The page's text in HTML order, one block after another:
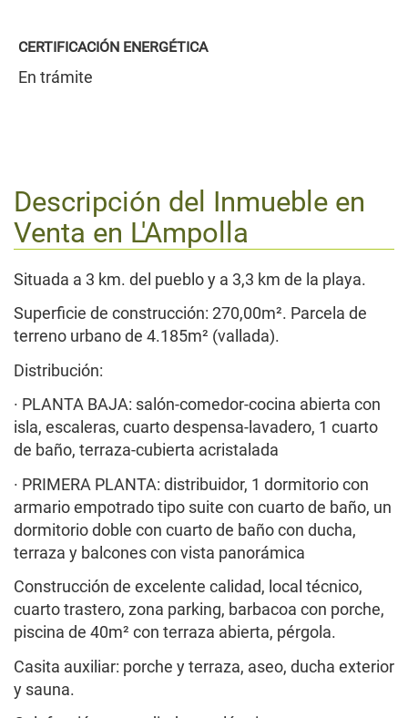
CERTIFICACIÓN ENERGÉTICA
En trámite
Descripción del Inmueble en
Venta en L'Ampolla
Situada a 3 km. del pueblo y a 3,3 km de la playa.
Superficie de construcción: 270,00m². Parcela de
terreno urbano de 4.185m² (vallada).
Distribución:
· PLANTA BAJA: salón-comedor-cocina abierta con
isla, escaleras, cuarto despensa-lavadero, 1 cuarto
de baño, terraza-cubierta acristalada
· PRIMERA PLANTA: distribuidor, 1 dormitorio con
armario empotrado tipo suite con cuarto de baño, un
dormitorio doble con cuarto de baño con ducha,
terraza y balcones con vista panorámica
Construcción de excelente calidad, local técnico,
cuarto trastero, zona parking, barbacoa con porche,
piscina de 40m² con terraza abierta, pérgola.
Casita auxiliar: porche y terraza, aseo, ducha exterior
y sauna.